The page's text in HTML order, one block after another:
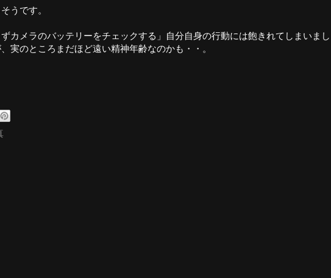
うです。
カメラのバッテリーをチェックする」自分自身の行動には飽きれてしまいまし
実のところまだほど遠い精神年齢なのかも・・。